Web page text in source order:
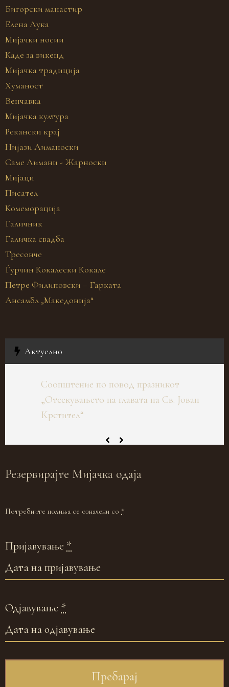
Бигорски манастир
Елена Лука
Мијачки носии
Каде за викенд
Мијачка традиција
Хуманост
Венчавка
Мијачка култура
Рекански крај
Нијази Лиманоски
Саме Лимани - Жарноски
Мијаци
Писател
Комеморација
Галичник
Галичка свадба
Тресонче
Ѓурчин Кокалески Кокале
Петре Филиповски – Гарката
Ансамбл „Македонија“
Актуелно
Соопштение по повод празникот
„Отсекувањето на главата на Св. Јован
Крстител“
Резервирајте Мијачка одаја
Потребните полиња се означени со *
Пријавување *
Одјавување *